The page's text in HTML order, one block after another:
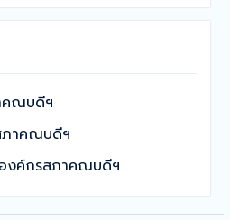
คณบดีฯ
ภาคณบดีฯ
งค์กรสภาคณบดีฯ